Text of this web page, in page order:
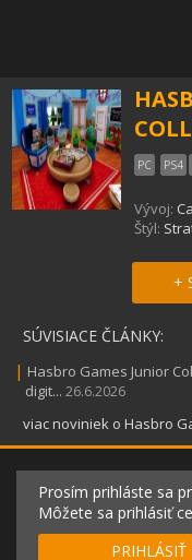
PC PS4
Vývoj:
Štýl:
+
SÚVISIACE ČLÁNKY:
| Hasbro Games Junior
digit... 26.6.2026
viac noviniek o Hasbro
Prosím prihláste sa
Môžete sa prihlásiť
PRIHLÁSIŤ